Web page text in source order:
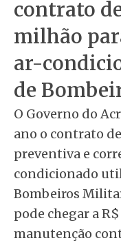
contrato
milhão
ar-
de
O Governo do
ano o contrato
preventiva e
condicionado
Bombeiros
pode chegar a
manutenção